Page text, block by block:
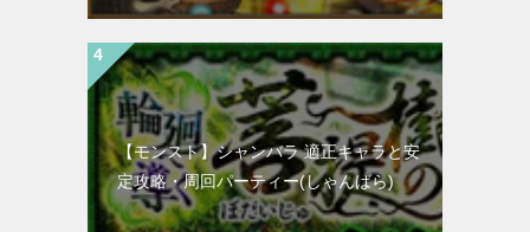
【モンスト】シャンバラ 適正キャラと安
定攻略・周回パーティー(しゃんばら)